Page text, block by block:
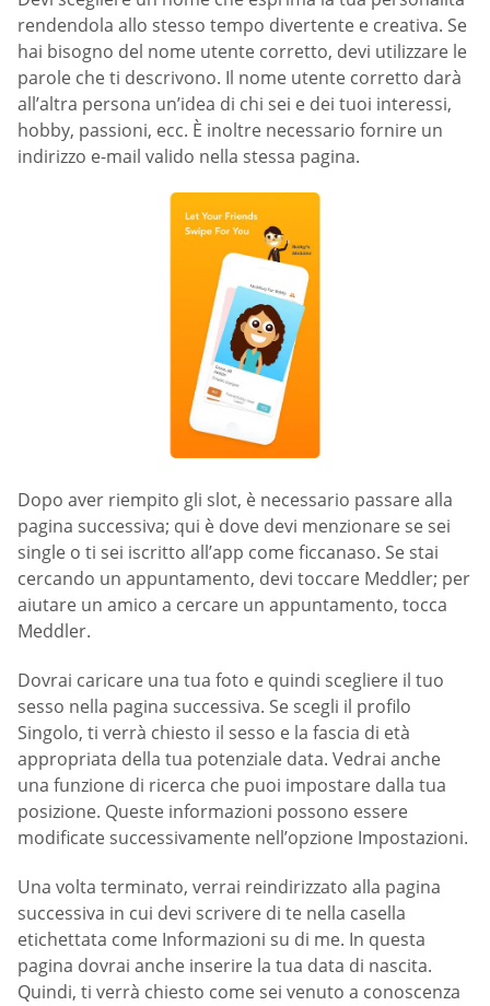
rendendola allo stesso tempo divertente e creativa. Se
hai bisogno del nome utente corretto, devi utilizzare le
parole che ti descrivono. Il nome utente corretto darà
all’altra persona un’idea di chi sei e dei tuoi interessi,
hobby, passioni, ecc. È inoltre necessario fornire un
indirizzo e-mail valido nella stessa pagina.
Dopo aver riempito gli slot, è necessario passare alla
pagina successiva; qui è dove devi menzionare se sei
single o ti sei iscritto all’app come ficcanaso. Se stai
cercando un appuntamento, devi toccare Meddler; per
aiutare un amico a cercare un appuntamento, tocca
Meddler.
Dovrai caricare una tua foto e quindi scegliere il tuo
sesso nella pagina successiva. Se scegli il profilo
Singolo, ti verrà chiesto il sesso e la fascia di età
appropriata della tua potenziale data. Vedrai anche
una funzione di ricerca che puoi impostare dalla tua
posizione. Queste informazioni possono essere
modificate successivamente nell’opzione Impostazioni.
Una volta terminato, verrai reindirizzato alla pagina
successiva in cui devi scrivere di te nella casella
etichettata come Informazioni su di me. In questa
pagina dovrai anche inserire la tua data di nascita.
Quindi, ti verrà chiesto come sei venuto a conoscenza